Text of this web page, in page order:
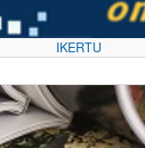
IKERTU